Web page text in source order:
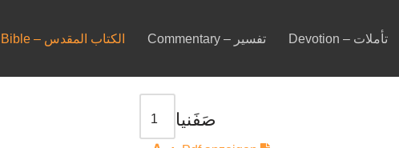
Bible – الكتاب المقدس Commentary – تفسير Devotion – تأملات
صَفَنيا